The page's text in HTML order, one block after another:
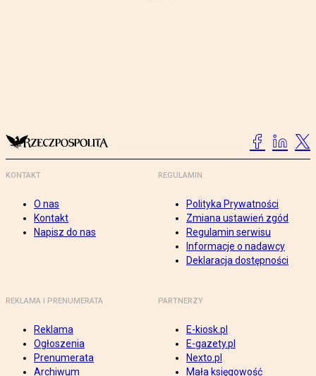
KONTAKT
O nas
Kontakt
Napisz do nas
REGULAMIN
Polityka Prywatności
Zmiana ustawień zgód
Regulamin serwisu
Informacje o nadawcy
Deklaracja dostępności
REKLAMA I PRENUMERATA
Reklama
Ogłoszenia
Prenumerata
Archiwum
PARTNERZY
E-kiosk.pl
E-gazety.pl
Nexto.pl
Mała księgowość